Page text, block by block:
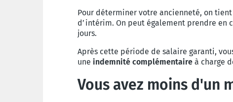
Pour déterminer votre ancienneté, on
d’intérim. On peut également prendre
jours.
Après cette période de salaire garanti,
une indemnité complémentaire à charge
Vous avez moins d'un